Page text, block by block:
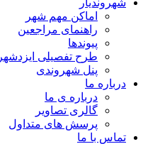
شهروندیار
اماکن مهم شهر
راهنمای مراجعین
پیوند‌ها
طرح تفصیلی ایزدشهر
پنل شهروندی
درباره ما
درباره ی ما
گالری تصاویر
پرسش های متداول
تماس با ما